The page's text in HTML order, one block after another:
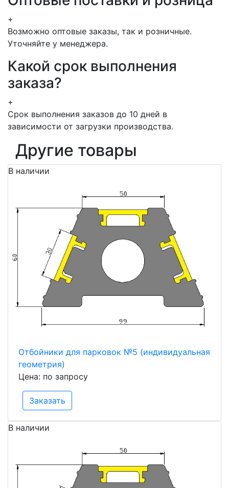
+
Возможно оптовые заказы, так и розничные.
Уточняйте у менеджера.
Какой срок выполнения
заказа?
+
Срок выполнения заказов до 10 дней в
зависимости от загрузки производства.
Другие товары
В наличии
Отбойники для парковок №5 (индивидуальная
геометрия)
Цена: по запросу
Заказать
В наличии